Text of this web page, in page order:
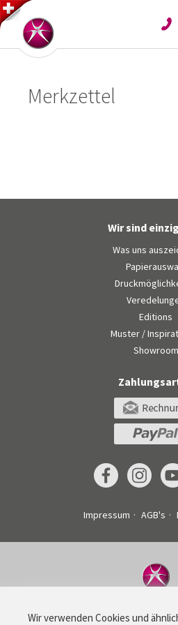
Merkzettel
Wir verwenden Cookies und
Wir sind
Was uns
Editions
Muster /
Showroom
Impressum AGB's
©